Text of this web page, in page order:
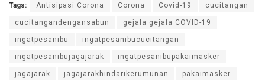
Tags: Antisipasi Corona Corona Covid-19 cucitangan
cucitangandengansabun gejala gejala COVID-19
ingatpesanibu ingatpesanibucucitangan
ingatpesanibujagajarak ingatpesanibupakaimasker
jagajarak jagajarakhindarikerumunan pakaimasker